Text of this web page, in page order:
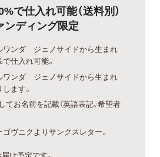
で仕入れ可能（送料別）
ンディング限定
ンダ ジェノサイドから生まれ
仕入れ可能。
ンダ ジェノサイドから生まれ
ます。
てお名前を記載（英語表記、希望者
ゴヴニクよりサンクスレター。